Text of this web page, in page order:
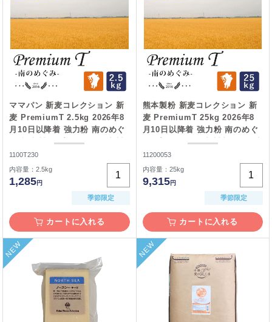
ママパン 新麦コレクション 新
麦 PremiumT 2.5kg 2026年8
月10日以降着 強力粉 南のめぐ
み 熊本製粉 プレミアムT 九州
産パン用小麦粉 熊本産__
1100T230
内容量：2.5kg
1,285円
季節限定
カートに入れる
熊本製粉 新麦コレクション 新
麦 PremiumT 25kg 2026年8
月10日以降着 強力粉 南のめぐ
み プレミアムT 九州産パン用小
麦粉 熊本産 業務用バルク商品
__【沖縄は別途追加送料必要】
11200053
内容量：25kg
9,315円
季節限定
カートに入れる
NEW NEW